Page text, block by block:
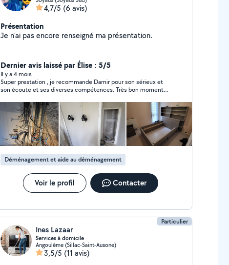
4,7/5 (6 avis)
Présentation
Je n'ai pas encore renseigné ma présentation.
Dernier avis laissé par Élise : 5/5
Il y a 4 mois
Super prestation , je recommande Damir pour son sérieux et
son écoute et ses diverses compétences. Très bon moment
Déménagement et aide au déménagement
Voir le profil Contacter
Particulier
Ines Lazaar
Services à domicile
Angoulême (Sillac-Saint-Ausone)
3,5/5 (11 avis)